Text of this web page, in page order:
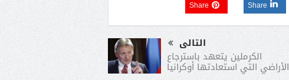
Share
Share
التالى
الكرملين يتعهد باسترجاع
الأراضي التي استعادتها أوكرانيا